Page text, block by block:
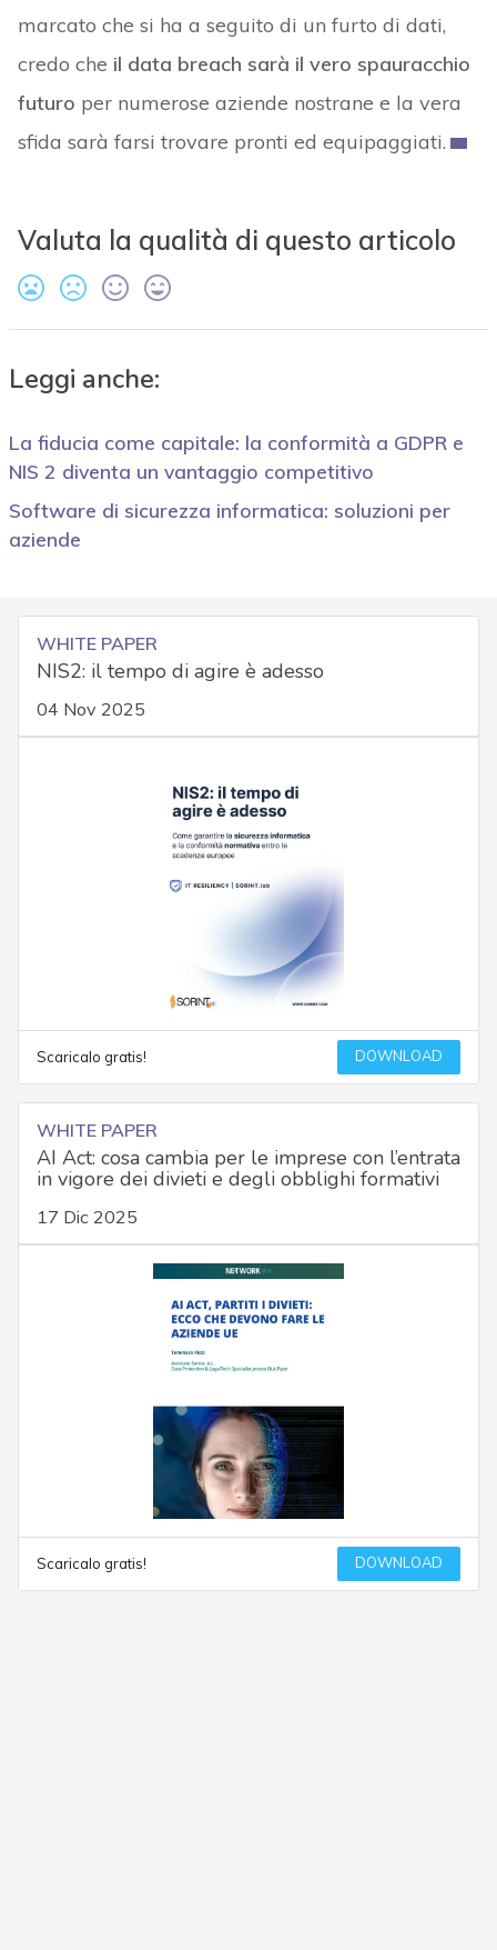
marcato che si ha a seguito di un furto di dati,
credo che il data breach sarà il vero spauracchio
futuro per numerose aziende nostrane e la vera
sfida sarà farsi trovare pronti ed equipaggiati.
Valuta la qualità di questo articolo
Leggi anche:
La fiducia come capitale: la conformità a GDPR e
NIS 2 diventa un vantaggio competitivo
Software di sicurezza informatica: soluzioni per
aziende
WHITE PAPER
NIS2: il tempo di agire è adesso
04 Nov 2025
Scaricalo gratis! DOWNLOAD
WHITE PAPER
AI Act: cosa cambia per le imprese con l’entrata
in vigore dei divieti e degli obblighi formativi
17 Dic 2025
Scaricalo gratis! DOWNLOAD